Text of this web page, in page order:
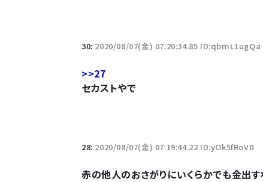
30: 2020/08/07(金) 07:20:34.85 ID:qbmL1ugQa
>>27
セカストやで
28: 2020/08/07(金) 07:19:44.22 ID:yOk5fRoV0
赤の他人のおさがりにいくらかでも金出